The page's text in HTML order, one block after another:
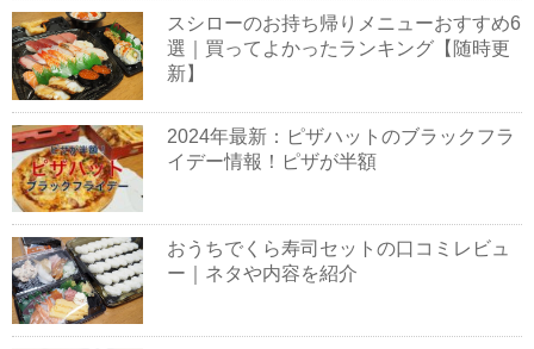
スシローのお持ち帰りメニューおすすめ6
選｜買ってよかったランキング【随時更
新】
2024年最新：ピザハットのブラックフラ
イデー情報！ピザが半額
おうちでくら寿司セットの口コミレビュ
ー｜ネタや内容を紹介